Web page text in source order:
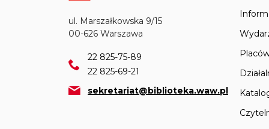
ul. Marszałkowska 9/15
00-626 Warszawa
22 825-75-89
22 825-69-21
sekretariat@biblioteka.waw.pl